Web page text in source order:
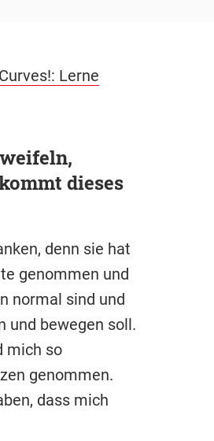
Lerne
dieses
denn sie hat
genommen und
normal sind und
und bewegen soll.
mich so
genommen.
dass mich